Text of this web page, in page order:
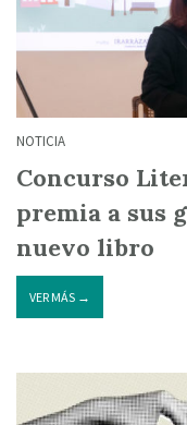
NOTICIA
Concurso
premia a sus
nuevo libro
VER MÁS →